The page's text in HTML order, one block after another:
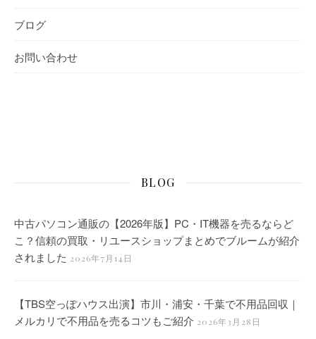
ブログ
お問い合わせ
BLOG
中古パソコン通販の【2026年版】PC・IT機器を売るならど
こ？信頼の買取・リユースショップまとめでブルームが紹介
されました 2026年7月14日
【TBS空っぽハウス出演】市川・浦安・千葉で不用品回収｜
メルカリで不用品を売るコツもご紹介 2026年3月28日